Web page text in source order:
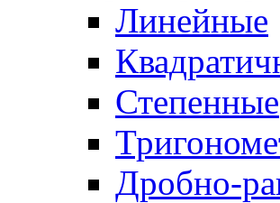
Линейные
Степенные
Дробно-